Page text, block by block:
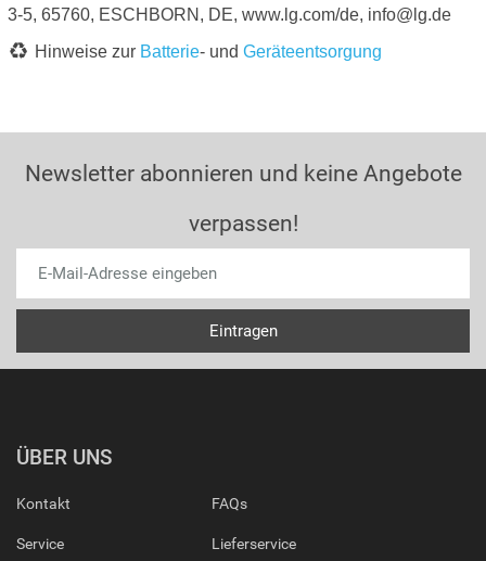
3-5, 65760, ESCHBORN, DE, www.lg.com/de, info@lg.de
Hinweise zur Batterie- und Geräteentsorgung
Newsletter abonnieren und keine Angebote
verpassen!
ÜBER UNS
Kontakt
Service
FAQs
Lieferservice